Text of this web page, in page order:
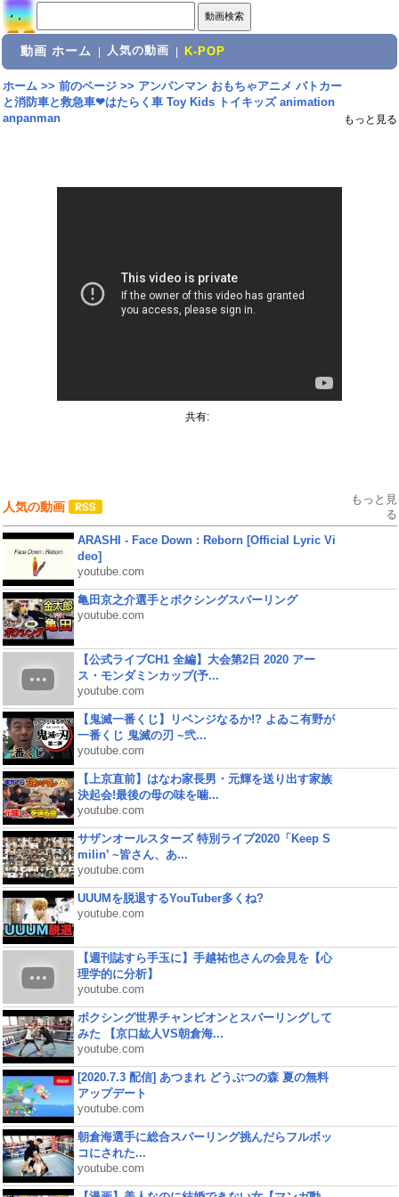
動画 ホーム 人気の動画 K-POP
ホーム>> 前のページ>> アンパンマン おもちゃアニメ パトカー
と消防車と救急車❤はたらく車 Toy Kids トイキッズ animation
anpanman
もっと見る
共有:
人気の動画
もっと見
る
ARASHI - Face Down : Reborn [Official Lyric Vi
deo]
youtube.com
亀田京之介選手とボクシングスパーリング
youtube.com
【公式ライブCH1 全編】大会第2日 2020 アー
ス・モンダミンカップ(予...
youtube.com
【鬼滅一番くじ】リベンジなるか!? よゐこ有野が
一番くじ 鬼滅の刃 ~弐...
youtube.com
【上京直前】はなわ家長男・元輝を送り出す家族
決起会!最後の母の味を噛...
youtube.com
サザンオールスターズ 特別ライブ2020「Keep S
milin’ ~皆さん、あ...
youtube.com
UUUMを脱退するYouTuber多くね?
youtube.com
【週刊誌すら手玉に】手越祐也さんの会見を【心
理学的に分析】
youtube.com
ボクシング世界チャンピオンとスパーリングして
みた 【京口紘人VS朝倉海...
youtube.com
[2020.7.3 配信] あつまれ どうぶつの森 夏の無料
アップデート
youtube.com
朝倉海選手に総合スパーリング挑んだらフルボッ
コにされた...
youtube.com